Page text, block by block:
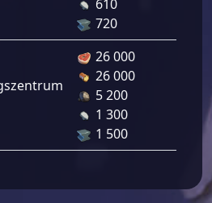
610
720
26 000
26 000
5 200
1 300
1 500